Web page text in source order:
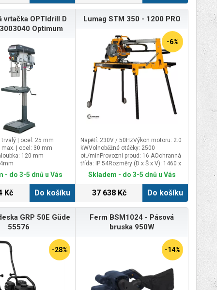
vrtačka OPTIdrill D
Optimum
| ocel: 25 mm
| ocel: 30 mm
120 mm
- do 3-5 dnů u Vás
Kč Do košíku
Lumag STM 350 - 1200 PRO
-6%
Napětí: 230V / 50HzVýkon motoru: 2.0
kWVolnoběžné otáčky: 2500
ot./minProvozní proud: 16 AOchranná
třída: IP 54Rozměry (D x Š x V): 1460 x
770 x 1500 mmVelikost stolu: 1150 x
510 mmRozměry diamantového
kotouče: Ø 350 x 30 mmMax. provozní
rychlost: 80 m/sMax. hloubka řezu:
107 mmMax. řezná délka: 1200
nádoby: 37,8 LÚroveň hladiny hluku
LPA: 72 dB(A)Úroveň hladiny hluku
(netto/brutto): 129 / 151 kgRozměry
balení (D x Š x V): 1535 x 750 x 700
Skladem - do 3-5 dnů u Vás
37 638 Kč Do košíku
GRP 50E Güde
55576
-28%
Ferm BSM1024 - Pásová
bruska 950W
-14%